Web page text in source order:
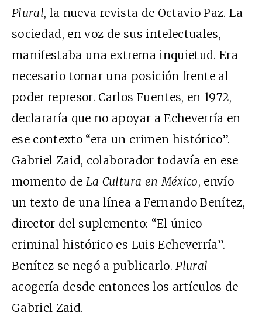
Plural, la nueva revista de Octavio Paz. La
sociedad, en voz de sus intelectuales,
manifestaba una extrema inquietud. Era
necesario tomar una posición frente al
poder represor. Carlos Fuentes, en 1972,
declararía que no apoyar a Echeverría en
ese contexto “era un crimen histórico”.
Gabriel Zaid, colaborador todavía en ese
momento de La Cultura en México, envío
un texto de una línea a Fernando Benítez,
director del suplemento: “El único
criminal histórico es Luis Echeverría”.
Benítez se negó a publicarlo.Plural
acogería desde entonces los artículos de
Gabriel Zaid.